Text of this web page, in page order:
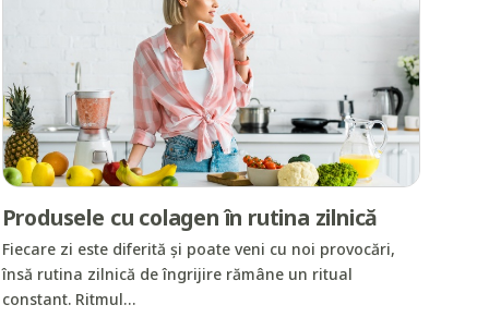
Produsele cu colagen în rutina zilnică
Fiecare zi este diferită și poate veni cu noi provocări,
însă rutina zilnică de îngrijire rămâne un ritual
constant. Ritmul…